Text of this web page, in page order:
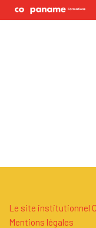
Le site institutionnel
Mentions légales